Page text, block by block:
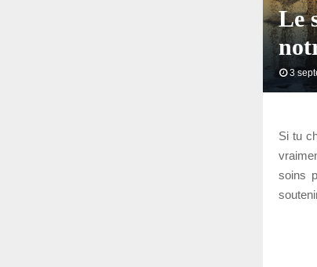
Le
3
Si tu
soins